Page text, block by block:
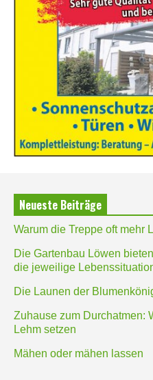
Neueste Beiträge
Warum die Treppe oft mehr
Die Gartenbau Löwen
die jeweilige
Die Launen der
Zuhause zum Durchatmen:
Lehm setzen
Mähen oder mähen lassen